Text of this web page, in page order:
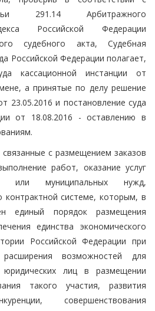
291.14 Арбитражного
Российской Федерации
судебного акта, Судебная
Российской Федерации полагает,
кассационной инстанции от
а принятые по делу решение
23.05.2016 и постановление суда
от 18.08.2016 - оставлению в
с размещением заказов
работ, оказание услуг
или муниципальных нужд,
контрактной системе, которым, в
единый порядок размещения
единства экономического
Российской Федерации при
возможностей для
лиц в размещении
такого участия, развития
совершенствования